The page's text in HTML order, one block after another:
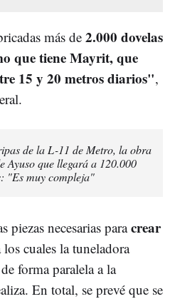
más de 2.000 dovelas
que tiene Mayrit, que
15 y 20 metros diarios",
de la L-11 de Metro, la obra
Ayuso que llegará a 120.000
"Es muy compleja"
piezas necesarias paracrear
los cuales la tuneladora
forma paralela a la
En total, se prevé que se